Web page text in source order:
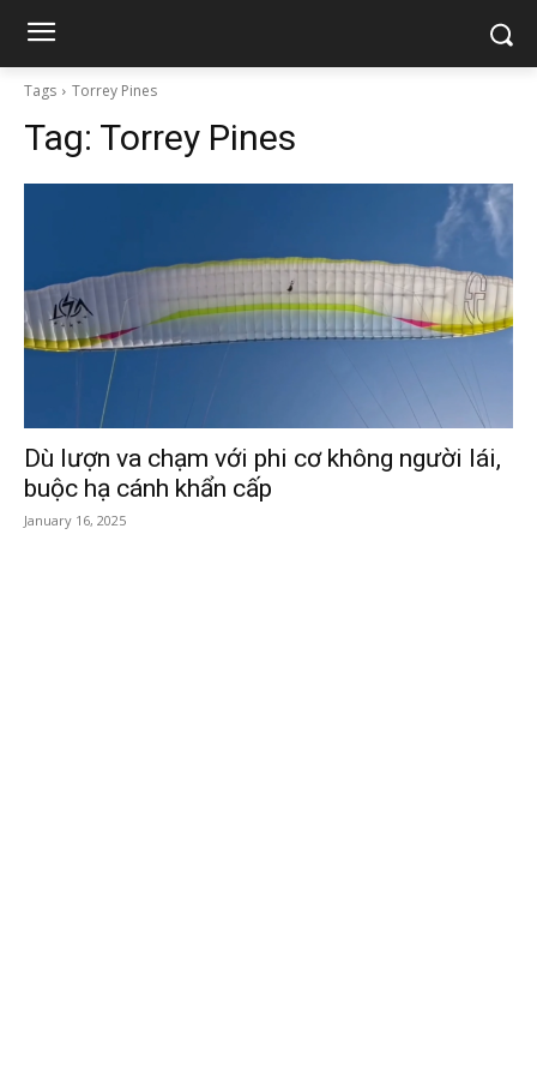
Tags Torrey Pines
Tag: Torrey Pines
Dù lượn va chạm với phi cơ không người lái,
buộc hạ cánh khẩn cấp
January 16, 2025